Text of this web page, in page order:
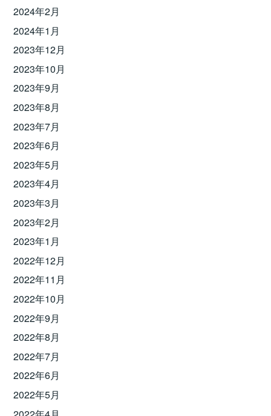
2024年2月
2024年1月
2023年12月
2023年10月
2023年9月
2023年8月
2023年7月
2023年6月
2023年5月
2023年4月
2023年3月
2023年2月
2023年1月
2022年12月
2022年11月
2022年10月
2022年9月
2022年8月
2022年7月
2022年6月
2022年5月